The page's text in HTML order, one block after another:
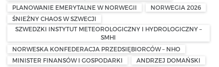
PLANOWANIE EMERYTALNE W NORWEGII
NORWEGIA 2026
ŚNIEŻNY CHAOS W SZWECJI
SZWEDZKI INSTYTUT METEOROLOGICZNY I HYDROLOGICZNY –
SMHI
NORWESKA KONFEDERACJA PRZEDSIĘBIORCÓW – NHO
MINISTER FINANSÓW I GOSPODARKI
ANDRZEJ DOMAŃSKI